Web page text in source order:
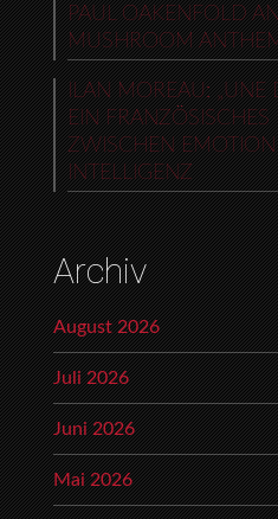
PAUL OAKENFOLD
MUSHROOM
ILAN MOREAU: „UNE
EIN FRANZÖSISCHES
ZWISCHEN
INTELLIGENZ
Archiv
August 2026
Juli 2026
Juni 2026
Mai 2026